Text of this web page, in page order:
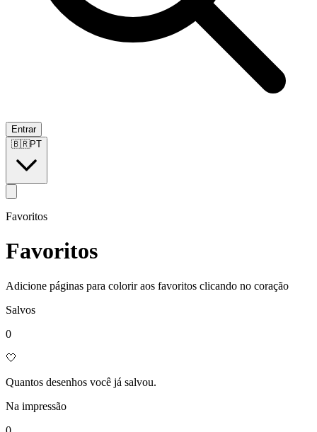
Entrar
🇧🇷PT
Favoritos
Favoritos
Adicione páginas para colorir aos favoritos clicando no coração
Salvos
0
🤍
Quantos desenhos você já salvou.
Na impressão